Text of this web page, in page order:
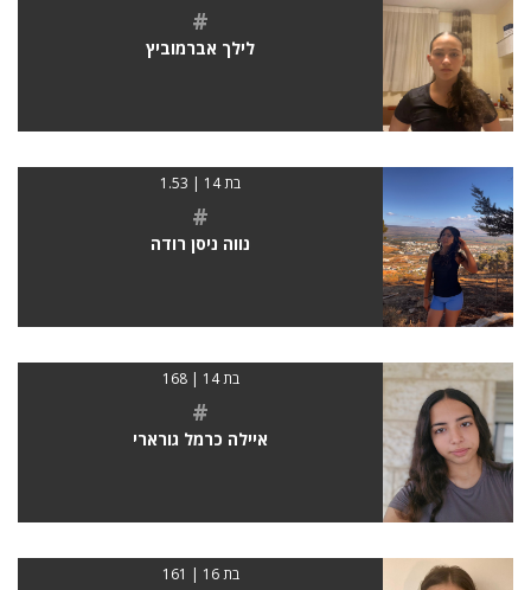
#
לילך אברמוביץ
בת 14 | 1.53
#
נווה ניסן רודה
בת 14 | 168
#
איילה כרמל גורארי
בת 16 | 161